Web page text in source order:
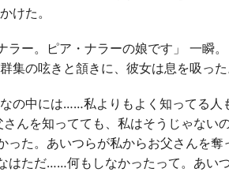
けた。
ラー。ピア・ナラーの娘です」 一瞬
の呟きと頷きに、彼女は息を吸った
の中には……私よりもよく知ってる人
んを知ってても、私はそうじゃない
た。あいつらが私からお父さんを奪
はただ……何もしなかったって。あい